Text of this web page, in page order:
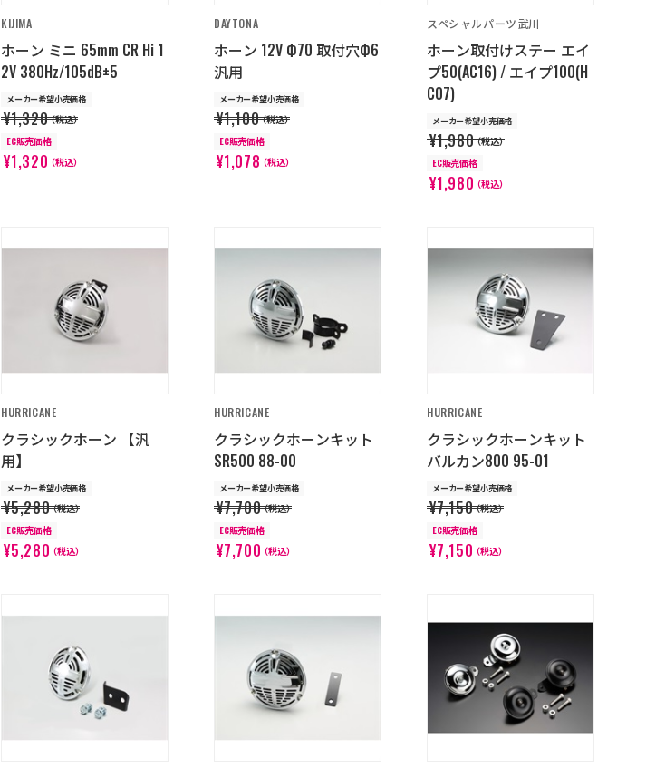
KIJIMA
ホーン ミニ 65mm CR Hi 1
2V 380Hz/105dB±5
メーカー希望小売価格
¥1,320（税込）
EC販売価格
¥1,320（税込）
DAYTONA
ホーン 12V Ф70 取付穴Ф6
汎用
メーカー希望小売価格
¥1,100（税込）
EC販売価格
¥1,078（税込）
スペシャルパーツ武川
ホーン取付けステー エイ
プ50(AC16) / エイプ100(H
C07)
メーカー希望小売価格
¥1,980（税込）
EC販売価格
¥1,980（税込）
HURRICANE
クラシックホーン 【汎
用】
メーカー希望小売価格
¥5,280（税込）
EC販売価格
¥5,280（税込）
HURRICANE
クラシックホーンキット
SR500 88-00
メーカー希望小売価格
¥7,700（税込）
EC販売価格
¥7,700（税込）
HURRICANE
クラシックホーンキット
バルカン800 95-01
メーカー希望小売価格
¥7,150（税込）
EC販売価格
¥7,150（税込）